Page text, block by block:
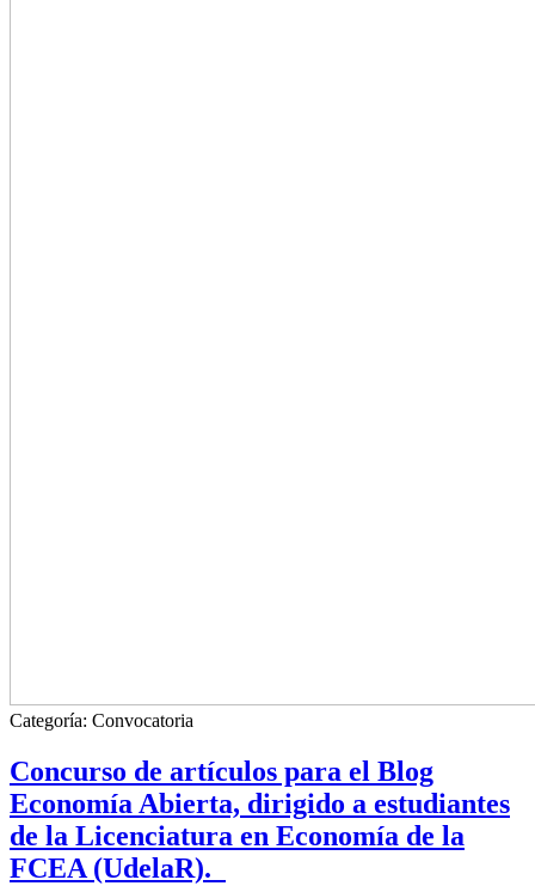
Categoría: Convocatoria
Concurso de artículos para el Blog
Economía Abierta, dirigido a estudiantes
de la Licenciatura en Economía de la
FCEA (UdelaR).